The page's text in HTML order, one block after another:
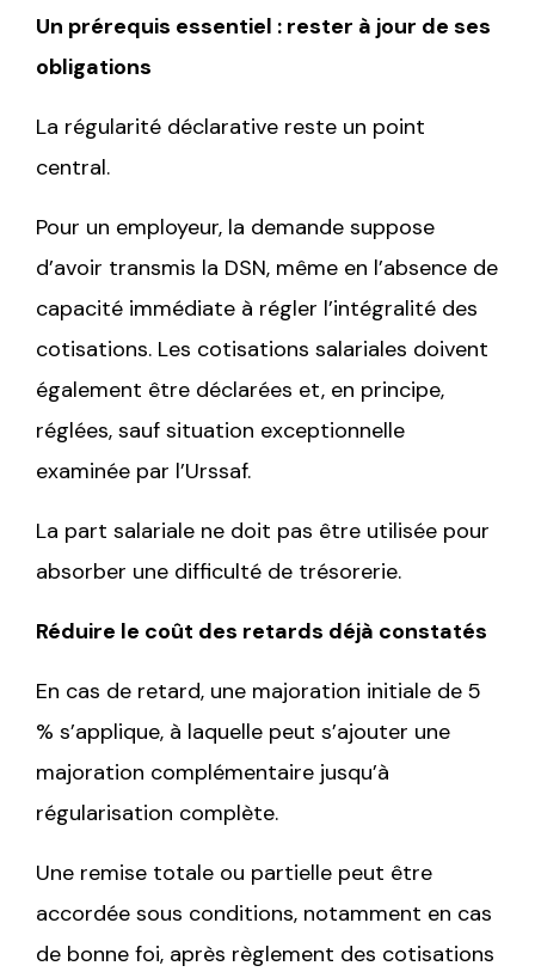
Un prérequis essentiel : rester à jour de ses
obligations
La régularité déclarative reste un point
central.
Pour un employeur, la demande suppose
d’avoir transmis la DSN, même en l’absence de
capacité immédiate à régler l’intégralité des
cotisations. Les cotisations salariales doivent
également être déclarées et, en principe,
réglées, sauf situation exceptionnelle
examinée par l’Urssaf.
La part salariale ne doit pas être utilisée pour
absorber une difficulté de trésorerie.
Réduire le coût des retards déjà constatés
En cas de retard, une majoration initiale de 5
% s’applique, à laquelle peut s’ajouter une
majoration complémentaire jusqu’à
régularisation complète.
Une remise totale ou partielle peut être
accordée sous conditions, notamment en cas
de bonne foi, après règlement des cotisations